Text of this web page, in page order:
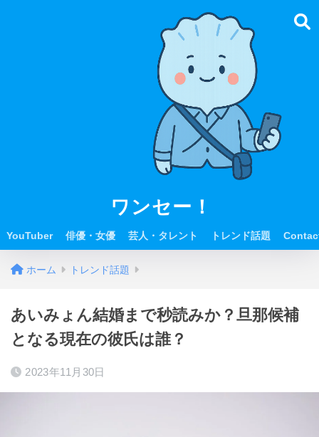
ワンセー！
YouTuber 俳優・女優 芸人・タレント トレンド話題
ホーム トレンド話題
あいみょん結婚まで秒読みか？旦那候補
となる現在の彼氏は誰？
2023年11月30日